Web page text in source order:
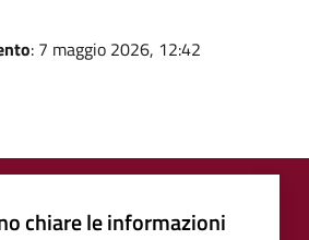
: 7 maggio 2026, 12:42
chiare le informazioni